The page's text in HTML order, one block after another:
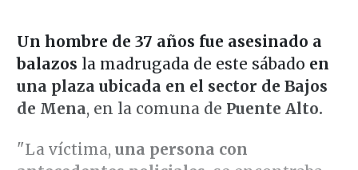
Un hombre de 37 años fue asesinado a
balazos la madrugada de este sábado en
una plaza ubicada en el sector de Bajos
de Mena, en la comuna de Puente Alto.
"La víctima, una persona con